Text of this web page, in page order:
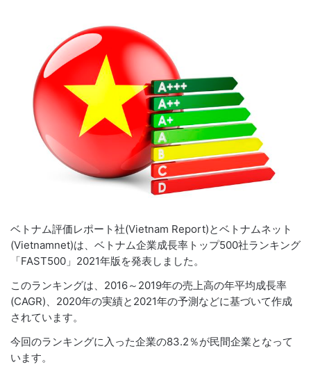
ベトナム評価レポート社(Vietnam Report)とベトナムネット
(Vietnamnet)は、ベトナム企業成長率トップ500社ランキング
「FAST500」2021年版を発表しました。
このランキングは、2016～2019年の売上高の年平均成長率
(CAGR)、2020年の実績と2021年の予測などに基づいて作成
されています。
今回のランキングに入った企業の83.2％が民間企業となって
います。